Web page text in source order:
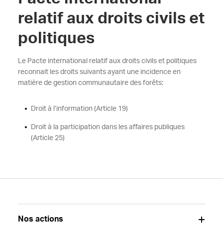
relatif aux droits civils et
politiques
Le Pacte international relatif aux droits civils et politiques
reconnait les droits suivants ayant une incidence en
matière de gestion communautaire des forêts:
Droit à l’information (Article 19)
Droit à la participation dans les affaires publiques
(Article 25)
Nos actions